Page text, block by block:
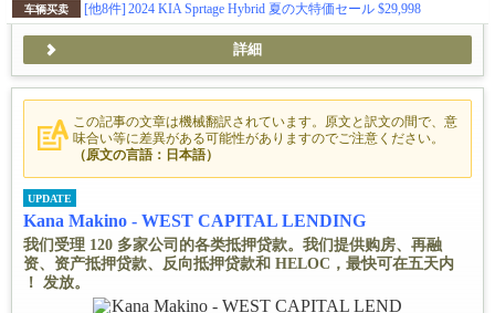
车辆买卖 [他8件] 2024 KIA Sprtage Hybrid 夏の大特価セール $29,998
詳細
この記事の文章は機械翻訳されています。原文と訳文の間で、意
味合い等に差異がある可能性がありますのでご注意ください。
（原文の言語：日本語）
UPDATE
Kana Makino - WEST CAPITAL LENDING
我们受理 120 多家公司的各类抵押贷款。我们提供购房、再融
资、资产抵押贷款、反向抵押贷款和 HELOC，最快可在五天内
！ 发放。